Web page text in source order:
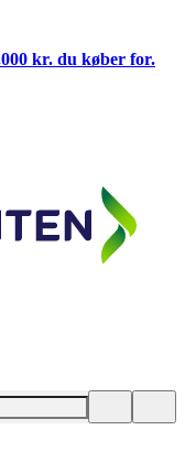
kr. du køber for.